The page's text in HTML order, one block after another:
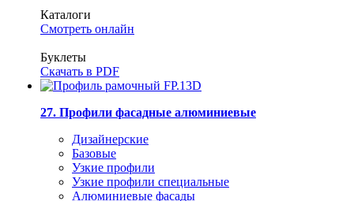
Каталоги
Смотреть онлайн
Буклеты
Скачать в PDF
27. Профили фасадные алюминиевые
Дизайнерские
Базовые
Узкие профили
Узкие профили специальные
Алюминиевые фасады